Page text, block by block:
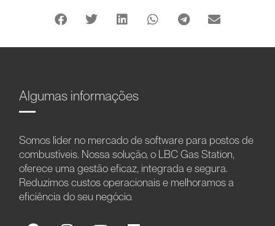
Algumas informações
Somos líder no mercado de software para postos de
combustíveis. Nossa solução, o LBC Gas Station,
oferece uma gestão eficaz, integrada e segura.
Reduzimos custos operacionais e melhoramos a
eficiência do seu negócio.